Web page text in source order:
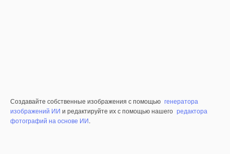
Создавайте собственные изображения с помощью генератора
изображений ИИ и редактируйте их с помощью нашего редактора
фотографий на основе ИИ.